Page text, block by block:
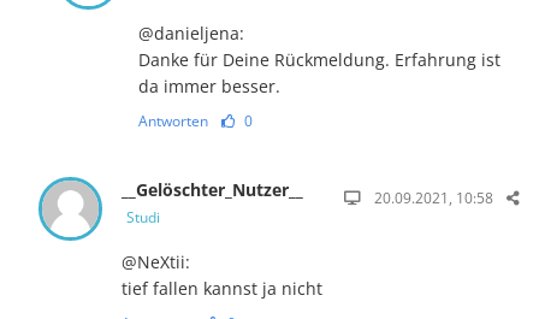
@danieljena:
Danke für Deine Rückmeldung. Erfahrung ist
da immer besser.
Antworten 0
__Gelöschter_Nutzer__
Studi
20.09.2021, 10:58
@NeXtii:
tief fallen kannst ja nicht